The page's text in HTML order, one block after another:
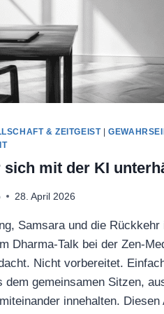
& ZEITGEIST|
sich mit der KI
28. April 2026
Samsara und die
Dharma-Talk bei der Zen-
Nicht vorbereitet.
dem gemeinsamen Sitzen,
innehalten.